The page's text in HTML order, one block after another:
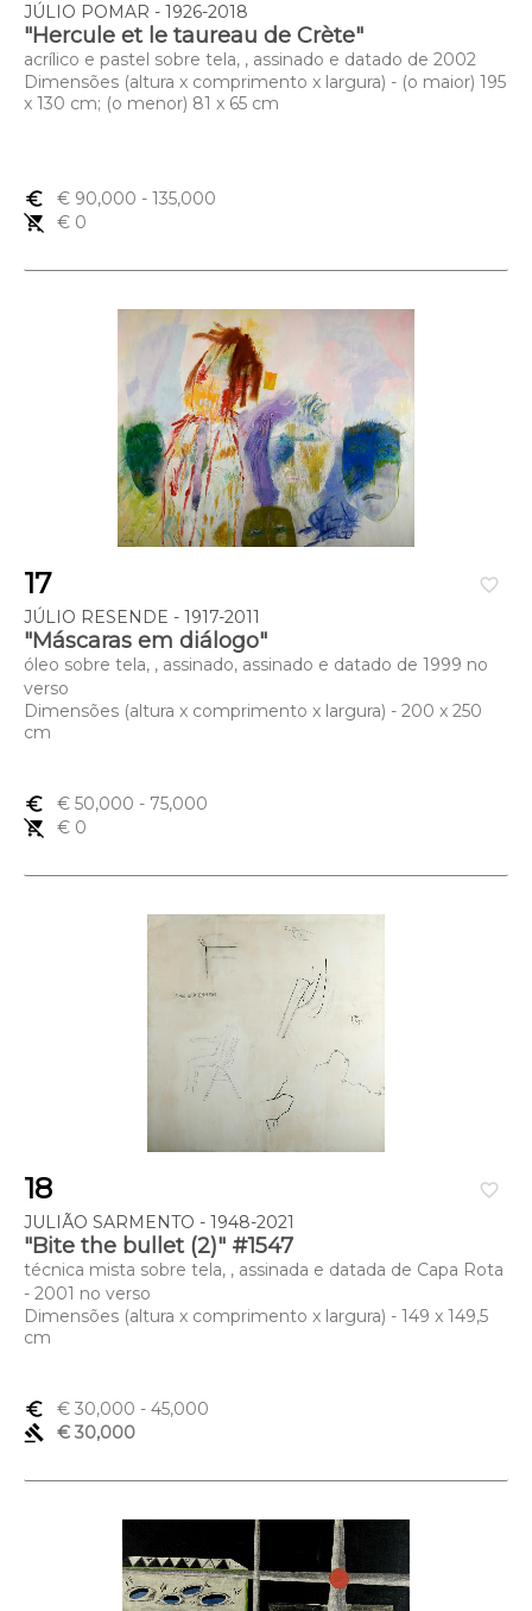
JÚLIO POMAR - 1926-2018
"Hercule et le taureau de Crète"
acrílico e pastel sobre tela, , assinado e datado de 2002
Dimensões (altura x comprimento x largura) - (o maior) 195
x 130 cm; (o menor) 81 x 65 cm
euro_symbol € 90,000 - 135,000
remove_shopping_cart
€ 0
favorite_border
17
JÚLIO RESENDE - 1917-2011
"Máscaras em diálogo"
óleo sobre tela, , assinado, assinado e datado de 1999 no
verso
Dimensões (altura x comprimento x largura) - 200 x 250
cm
euro_symbol € 50,000 - 75,000
remove_shopping_cart
€ 0
favorite_border
18
JULIÃO SARMENTO - 1948-2021
"Bite the bullet (2)" #1547
técnica mista sobre tela, , assinada e datada de Capa Rota
- 2001 no verso
Dimensões (altura x comprimento x largura) - 149 x 149,5
cm
euro_symbol € 30,000 - 45,000
gavel
€ 30,000